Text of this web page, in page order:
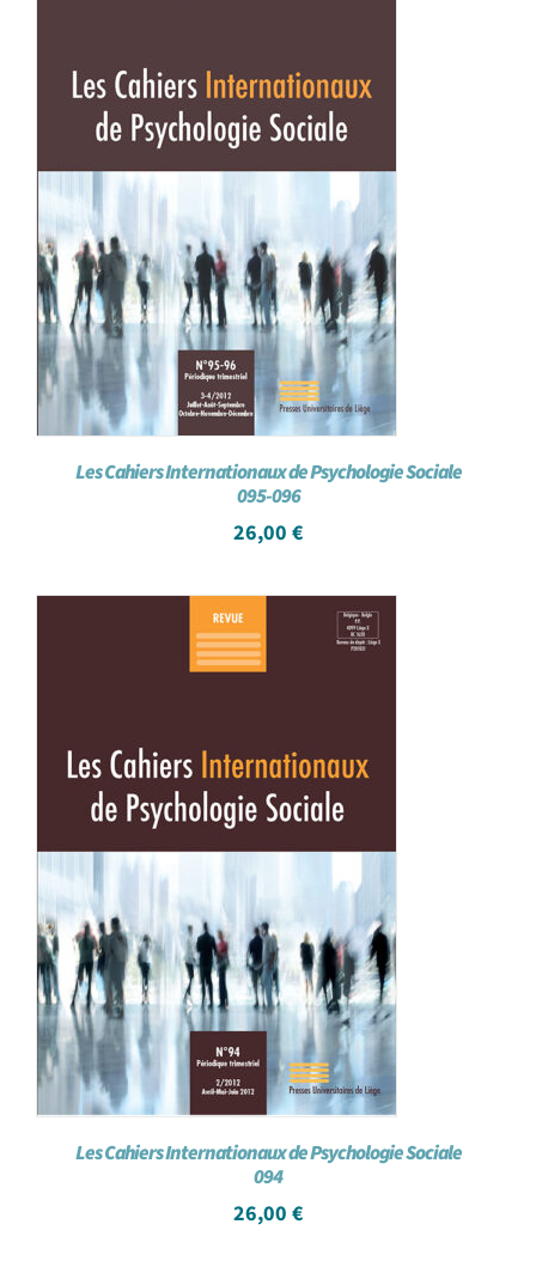
Les Cahiers Internationaux de Psychologie Sociale
095-096
26,00 €
Les Cahiers Internationaux de Psychologie Sociale
094
26,00 €